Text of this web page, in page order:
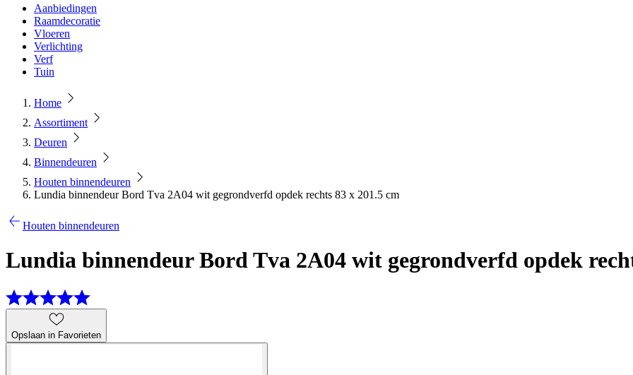
Aanbiedingen
Raamdecoratie
Vloeren
Verlichting
Verf
Tuin
Home
Assortiment
Deuren
Binnendeuren
Houten binnendeuren
Lundia binnendeur Bord Tva 2A04 wit gegrondverfd opdek rechts 83 x 201.5 cm
Houten binnendeuren
Lundia binnendeur Bord Tva 2A04 wit gegrondverfd opdek
Opslaan in Favorieten